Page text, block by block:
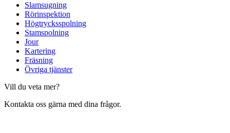
Slamsugning
Rörinspektion
Högtrycksspolning
Stamspolning
Jour
Kartering
Fräsning
Övriga tjänster
Vill du veta mer?
Kontakta oss gärna med dina frågor.